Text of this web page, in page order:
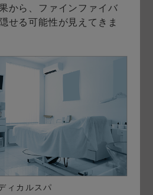
から、ファインファイバ
せる可能性が見えてきま
ィカルスパ